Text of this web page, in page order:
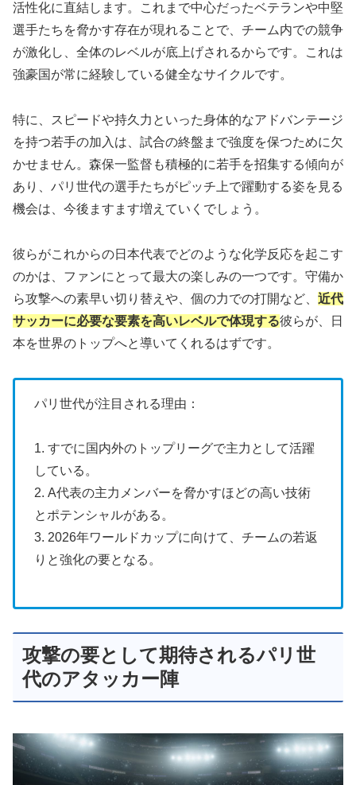
活性化に直結します。これまで中心だったベテランや中堅
選手たちを脅かす存在が現れることで、チーム内での競争
が激化し、全体のレベルが底上げされるからです。これは
強豪国が常に経験している健全なサイクルです。
特に、スピードや持久力といった身体的なアドバンテージ
を持つ若手の加入は、試合の終盤まで強度を保つために欠
かせません。森保一監督も積極的に若手を招集する傾向が
あり、パリ世代の選手たちがピッチ上で躍動する姿を見る
機会は、今後ますます増えていくでしょう。
彼らがこれからの日本代表でどのような化学反応を起こす
のかは、ファンにとって最大の楽しみの一つです。守備か
ら攻撃への素早い切り替えや、個の力での打開など、 近代
サッカーに必要な要素を高いレベルで体現する彼らが、日
本を世界のトップへと導いてくれるはずです。
パリ世代が注目される理由：
1. すでに国内外のトップリーグで主力として活躍
している。
2. A代表の主力メンバーを脅かすほどの高い技術
とポテンシャルがある。
3. 2026年ワールドカップに向けて、チームの若返
りと強化の要となる。
攻撃の要として期待されるパリ世
代のアタッカー陣